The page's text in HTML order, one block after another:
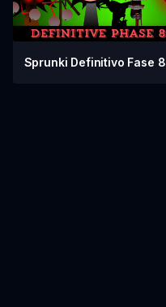
Sprunki Definitivo Fase 8